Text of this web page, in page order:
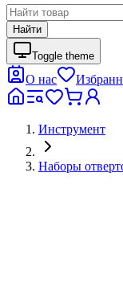
Найти
Toggle theme
О нас
Инструмент
Наборы